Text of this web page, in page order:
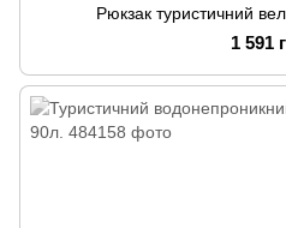
Рюкзак туристичний
1 591